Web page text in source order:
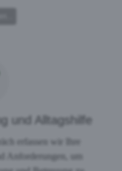
und Alltagshilfe
erfassen wir Ihre
Anforderungen, um